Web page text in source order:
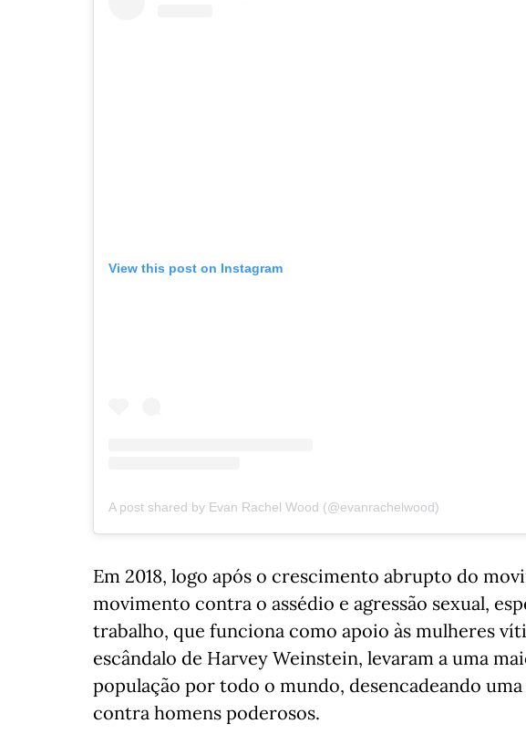
View this post on Instagram
A post shared by Evan Rachel Wood (@evanrachelwood)
Em 2018, logo após o crescimento abrupto do
movimento contra o assédio e agressão sexual,
trabalho, que funciona como apoio às mulheres
escândalo de Harvey Weinstein, levaram a uma
população por todo o mundo, desencadeando
contra homens poderosos.